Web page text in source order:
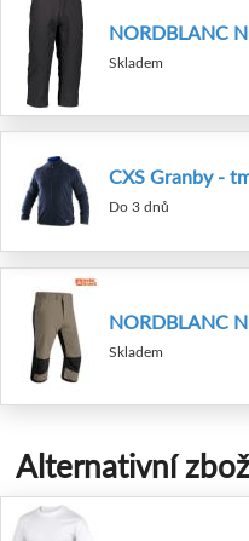
NORDBLANC
Skladem
CXS Granby -
Do 3 dnů
NORDBLANC
Skladem
Alternativní